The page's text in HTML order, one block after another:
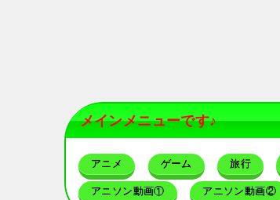
メインメニューです♪
アニメ ゲーム 旅行
アニソン動画① アニソン動画②